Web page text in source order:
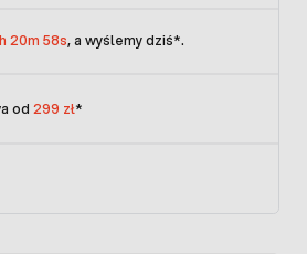
20m 58s, a wyślemy dziś*.
od 299 zł*